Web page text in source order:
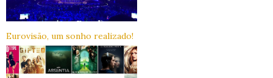
Eurovisão, um sonho realizado!